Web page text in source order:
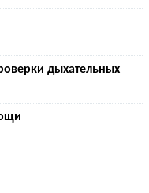
дыхательных